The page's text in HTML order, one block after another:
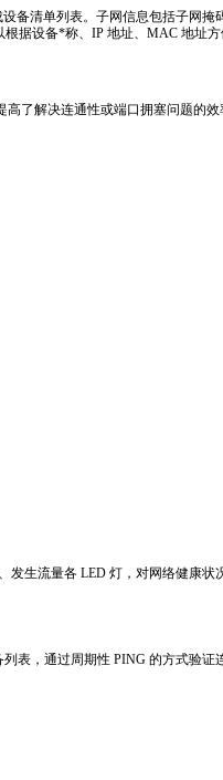
备清单列表。子网信息包括子网掩
根据设备*称、IP 地址、MAC 地址
了解决连通性或端口拥塞问题的
发生流量各 LED 灯，对网络健康状
表，通过周期性 PING 的方式验证